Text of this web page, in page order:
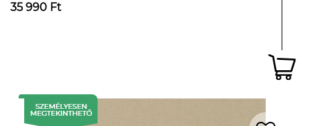
35 990 Ft